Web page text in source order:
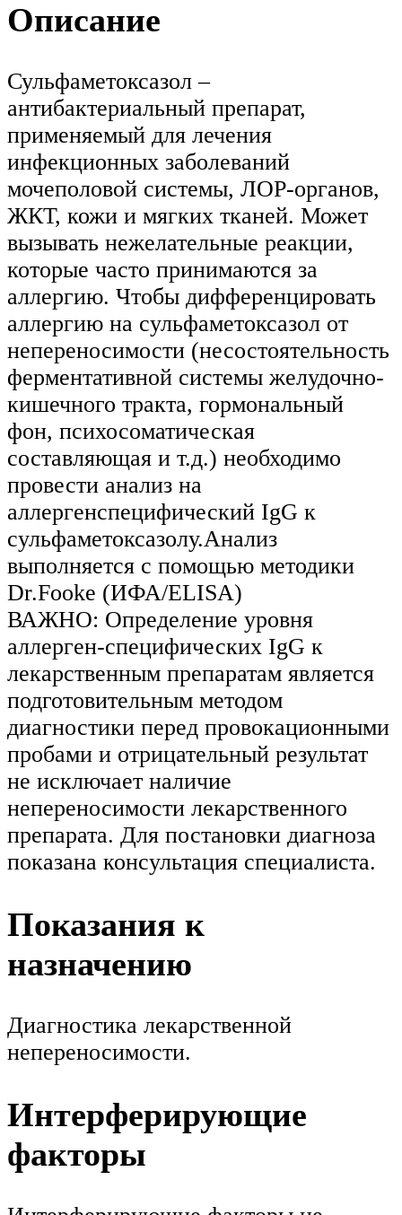
Описание
Сульфаметоксазол –
антибактериальный препарат,
применяемый для лечения
инфекционных заболеваний
мочеполовой системы, ЛОР-органов,
ЖКТ, кожи и мягких тканей. Может
вызывать нежелательные реакции,
которые часто принимаются за
аллергию. Чтобы дифференцировать
аллергию на сульфаметоксазол от
непереносимости (несостоятельность
ферментативной системы желудочно-
кишечного тракта, гормональный
фон, психосоматическая
составляющая и т.д.) необходимо
провести анализ на
аллергенспецифический IgG к
сульфаметоксазолу.Анализ
выполняется с помощью методики
Dr.Fooke (ИФА/ELISA)
ВАЖНО: Определение уровня
аллерген-специфических IgG к
лекарственным препаратам является
подготовительным методом
диагностики перед провокационными
пробами и отрицательный результат
не исключает наличие
непереносимости лекарственного
препарата. Для постановки диагноза
показана консультация специалиста.
Показания к
назначению
Диагностика лекарственной
непереносимости.
Интерферирующие
факторы